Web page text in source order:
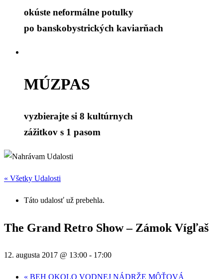
okúste neformálne potulky
po banskobystrických kaviarňach
MÚZPAS
vyzbierajte si 8 kultúrnych
zážitkov s 1 pasom
« Všetky Udalosti
Táto udalosť už prebehla.
The Grand Retro Show – Zámok Vígľaš
12. augusta 2017 @ 13:00 - 17:00
« BEH OKOLO VODNEJ NÁDRŽE MÔŤOVÁ